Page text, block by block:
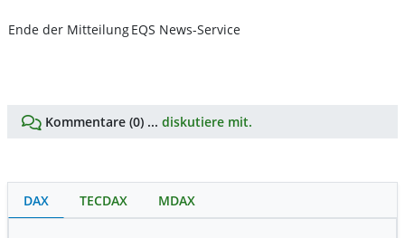
Ende der MitteilungEQS News-Service
Kommentare (0) ... diskutiere mit.
DAX TECDAX MDAX